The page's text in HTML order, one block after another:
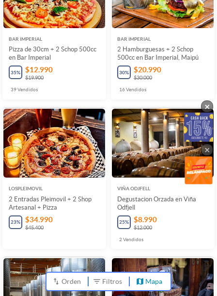
BAR IMPERIAL
Pizza de 30cm + 2 Schop 500cc
en Bar Imperial
35% $12.990
$19.900
39Vendidos
BAR IMPERIAL
2 Hamburguesas + 2 Schop
500cc en Bar Imperial, Maipú
30% $20.990
$30.000
16Vendidos
LOSPLEIMOVIL
2 Entradas Pleimovil + 2 Shop
Artesanal + Pizza
23% $34.990
$45.400
VIÑA ODJFELL
Degustacion Orzada en Viña
Odfjell
25% $8.990
$12.000
2 Vendidos
Orden Filtros Mapa
×
×